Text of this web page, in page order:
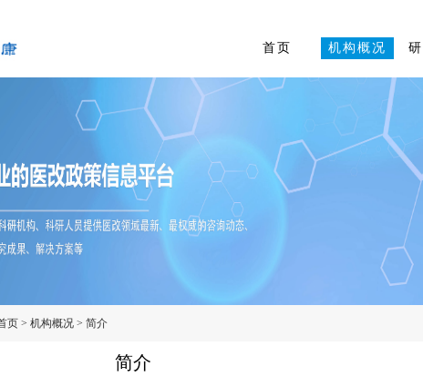
首页 机构概况
页 > 机构概况 > 简介
简介